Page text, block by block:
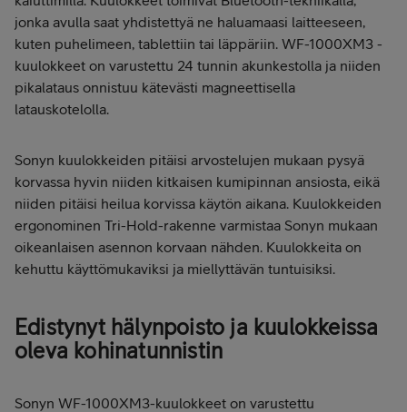
jonka avulla saat yhdistettyä ne haluamaasi laitteeseen,
kuten puhelimeen, tablettiin tai läppäriin. WF-1000XM3 -
kuulokkeet on varustettu 24 tunnin akunkestolla ja niiden
pikalataus onnistuu kätevästi magneettisella
latauskotelolla.
Sonyn kuulokkeiden pitäisi arvostelujen mukaan pysyä
korvassa hyvin niiden kitkaisen kumipinnan ansiosta, eikä
niiden pitäisi heilua korvissa käytön aikana. Kuulokkeiden
ergonominen Tri-Hold-rakenne varmistaa Sonyn mukaan
oikeanlaisen asennon korvaan nähden. Kuulokkeita on
kehuttu käyttömukaviksi ja miellyttävän tuntuisiksi.
Edistynyt hälynpoisto ja kuulokkeissa
oleva kohinatunnistin
Sonyn WF-1000XM3-kuulokkeet on varustettu